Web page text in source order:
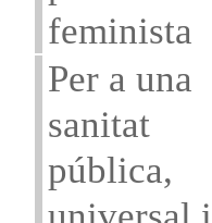
feminista
Per a una
sanitat
pública,